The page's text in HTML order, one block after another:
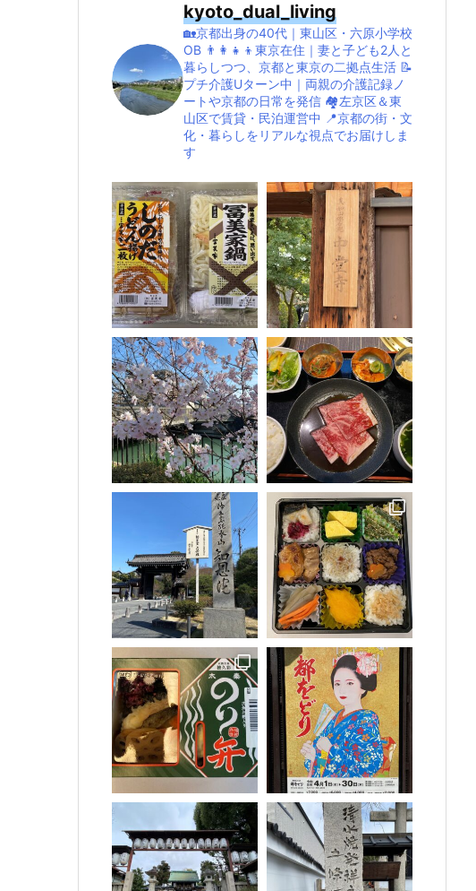
kyoto_dual_living
🏡京都出身の40代｜東山区・六原小学校
OB 👨‍👩‍👧‍👦東京在住｜妻と子ども2人と
暮らしつつ、京都と東京の二拠点生活 📝
プチ介護Uターン中｜両親の介護記録ノ
ートや京都の日常を発信 🏘左京区＆東
山区で賃貸・民泊運営中 📍京都の街・文
化・暮らしをリアルな視点でお届けしま
す